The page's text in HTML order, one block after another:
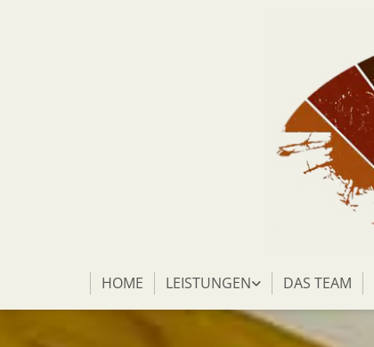
HOME LEISTUNGEN DAS TEAM